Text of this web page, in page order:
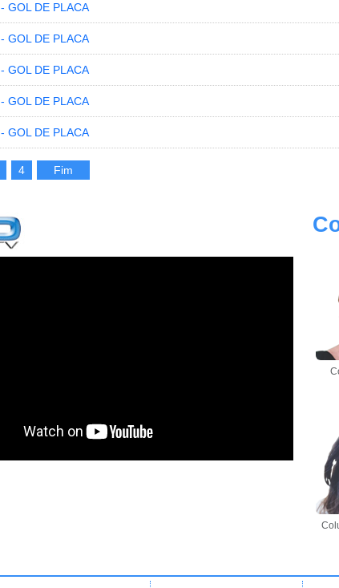
- GOL DE PLACA
- GOL DE PLACA
- GOL DE PLACA
- GOL DE PLACA
- GOL DE PLACA
4 Fim